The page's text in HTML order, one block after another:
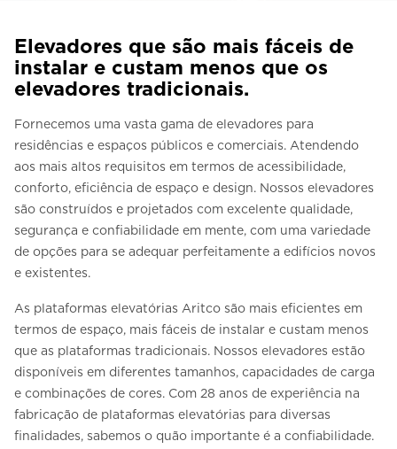
Elevadores que são mais fáceis de
instalar e custam menos que os
elevadores tradicionais.
Fornecemos uma vasta gama de elevadores para
residências e espaços públicos e comerciais. Atendendo
aos mais altos requisitos em termos de acessibilidade,
conforto, eficiência de espaço e design. Nossos elevadores
são construídos e projetados com excelente qualidade,
segurança e confiabilidade em mente, com uma variedade
de opções para se adequar perfeitamente a edifícios novos
e existentes.
As plataformas elevatórias Aritco são mais eficientes em
termos de espaço, mais fáceis de instalar e custam menos
que as plataformas tradicionais. Nossos elevadores estão
disponíveis em diferentes tamanhos, capacidades de carga
e combinações de cores. Com 28 anos de experiência na
fabricação de plataformas elevatórias para diversas
finalidades, sabemos o quão importante é a confiabilidade.